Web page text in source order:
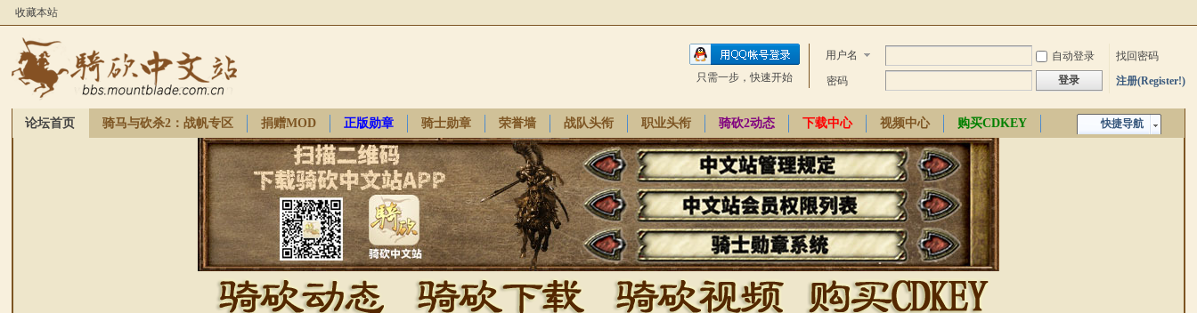
收藏本站
用户名 自动登录
找回密码
密码
登录 注册(Register!)
只需一步，快速开始
快捷导航
论坛首页 骑马与砍杀2：战帆专区 捐赠MOD 正版勋章 骑士勋章 荣誉墙 战队头衔 职业头衔 骑砍2动态 下载中心 视频中心
购买CDKEY